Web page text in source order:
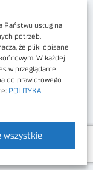
Państwu usług na
potrzeb.
że pliki opisane
W każdej
w przeglądarce
do prawidłowego
POLITYKA
wszystkie